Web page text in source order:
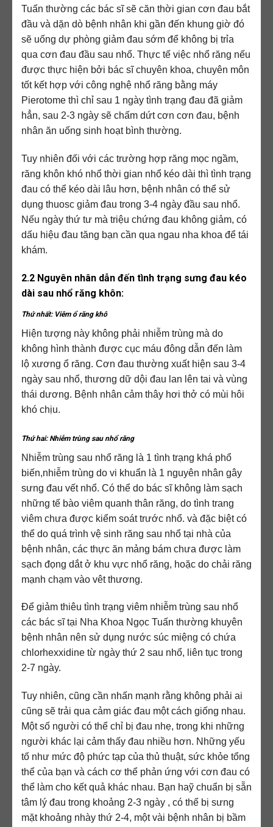
Tuấn thường các bác sĩ sẽ căn thời gian cơn đau bắt
đầu và dặn dò bệnh nhân khi gần đến khung giờ đó
sẽ uống dự phòng giảm đau sớm để không bị trỉa
qua cơn đau đầu sau nhổ. Thực tế việc nhổ răng nếu
được thực hiện bởi bác sĩ chuyên khoa, chuyên môn
tốt kết hợp với công nghệ nhổ răng bằng máy
Pierotome thì chỉ sau 1 ngày tình trạng đau đã giảm
hẳn, sau 2-3 ngày sẽ chấm dứt cơn cơn đau, bệnh
nhân ăn uống sinh hoạt bình thường.
Tuy nhiên đối với các trường hợp răng mọc ngầm,
răng khôn khó nhổ thời gian nhổ kéo dài thì tình trạng
đau có thể kéo dài lâu hơn, bệnh nhân có thể sử
dụng thuosc giảm đau trong 3-4 ngày đầu sau nhổ.
Nếu ngày thứ tư mà triệu chứng đau không giảm, có
dấu hiệu đau tăng bạn cần qua ngau nha khoa để tái
khám.
2.2 Nguyên nhân dẫn đến tình trạng sưng đau kéo
dài sau nhổ răng khôn:
Thứ nhất: Viêm ổ răng khô
Hiện tượng này không phải nhiễm trùng mà do
không hình thành được cục máu đông dẫn đến làm
lộ xương ổ răng. Cơn đau thường xuất hiện sau 3-4
ngày sau nhổ, thương dữ dội đau lan lên tai và vùng
thái dương. Bệnh nhân cảm thây hơi thở có mùi hôi
khó chịu.
Thứ hai: Nhiễm trùng sau nhổ răng
Nhiễm trùng sau nhổ răng là 1 tình trạng khá phổ
biến,nhiễm trùng do vi khuẩn là 1 nguyên nhân gây
sưng đau vết nhổ. Có thể do bác sĩ không làm sạch
những tế bào viêm quanh thân răng, do tình trang
viêm chưa được kiểm soát trước nhổ. và đặc biệt có
thể do quá trình vệ sinh răng sau nhổ tại nhà của
bệnh nhân, các thực ăn mảng bám chưa được làm
sạch đọng dắt ở khu vực nhổ răng, hoặc do chải răng
mạnh chạm vào vêt thương.
Để giảm thiêu tình trạng viêm nhiễm trùng sau nhổ
các bác sĩ tại Nha Khoa Ngọc Tuấn thường khuyên
bệnh nhân nên sử dụng nước súc miệng có chứa
chlorhexxidine từ ngày thứ 2 sau nhổ, liên tục trong
2-7 ngày.
Tuy nhiên, cũng cần nhấn mạnh rằng không phải ai
cũng sẽ trải qua cảm giác đau một cách giống nhau.
Một số người có thể chỉ bị đau nhẹ, trong khi những
người khác lại cảm thấy đau nhiều hơn. Những yếu
tố như mức độ phức tạp của thủ thuật, sức khỏe tổng
thể của bạn và cách cơ thể phản ứng với cơn đau có
thể làm cho kết quả khác nhau. Bạn haỹ chuẩn bị sẵn
tâm lý đau trong khoảng 2-3 ngày , có thể bị sưng
mặt khoảng nhày thứ 2-4, một vài bệnh nhân bị bầm